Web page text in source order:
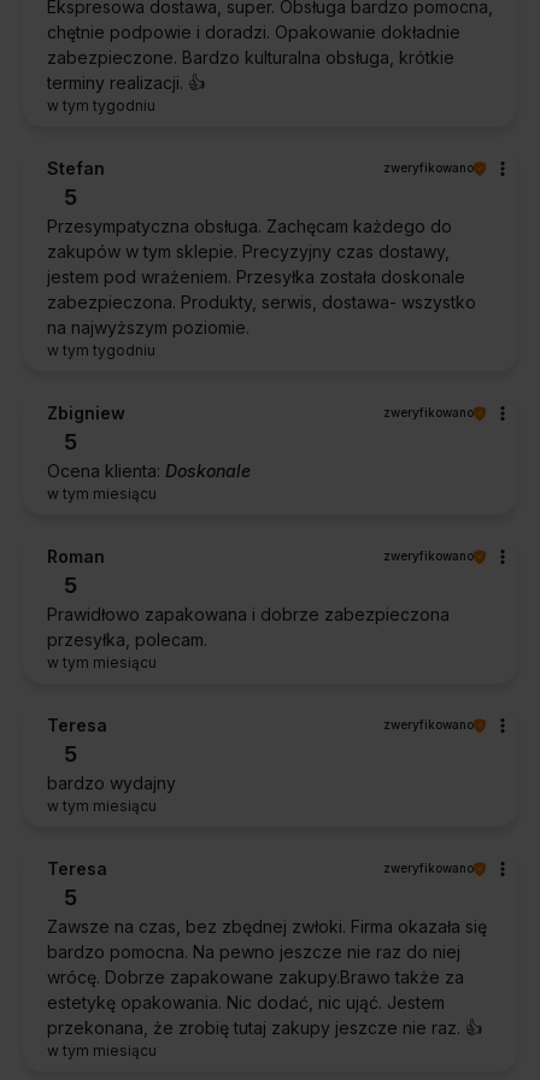
Ekspresowa dostawa, super. Obsługa bardzo pomocna,
chętnie podpowie i doradzi. Opakowanie dokładnie
zabezpieczone. Bardzo kulturalna obsługa, krótkie
terminy realizacji. 👍️
w tym tygodniu
Stefan zweryfikowano
5
Przesympatyczna obsługa. Zachęcam każdego do
zakupów w tym sklepie. Precyzyjny czas dostawy,
jestem pod wrażeniem. Przesyłka została doskonale
zabezpieczona. Produkty, serwis, dostawa- wszystko
na najwyższym poziomie.
w tym tygodniu
Zbigniew zweryfikowano
5
Ocena klienta: Doskonale
w tym miesiącu
Roman zweryfikowano
5
Prawidłowo zapakowana i dobrze zabezpieczona
przesyłka, polecam.
w tym miesiącu
Teresa zweryfikowano
5
bardzo wydajny
w tym miesiącu
Teresa zweryfikowano
5
Zawsze na czas, bez zbędnej zwłoki. Firma okazała się
bardzo pomocna. Na pewno jeszcze nie raz do niej
wrócę. Dobrze zapakowane zakupy.Brawo także za
estetykę opakowania. Nic dodać, nic ująć. Jestem
przekonana, że zrobię tutaj zakupy jeszcze nie raz. 👍️
w tym miesiącu